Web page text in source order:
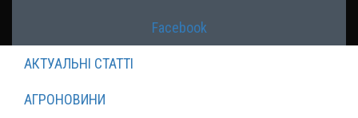
Facebook
АКТУАЛЬНІ СТАТТІ
АГРОНОВИНИ